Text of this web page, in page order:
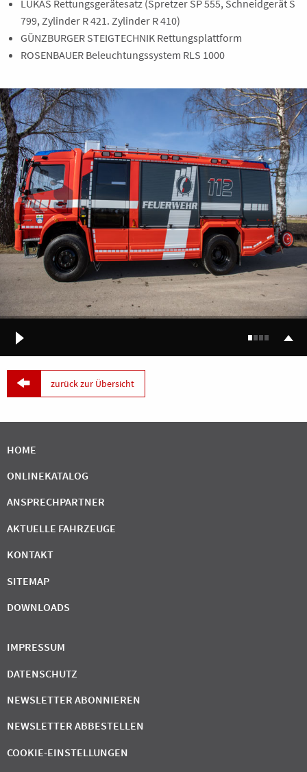
LUKAS Rettungsgerätesatz (Spretzer SP 555, Schneidgerät S
799, Zylinder R 421. Zylinder R 410)
GÜNZBURGER STEIGTECHNIK Rettungsplattform
ROSENBAUER Beleuchtungssystem RLS 1000
 zurück zur Übersicht
HOME
ONLINEKATALOG
ANSPRECHPARTNER
AKTUELLE FAHRZEUGE
KONTAKT
SITEMAP
DOWNLOADS
IMPRESSUM
DATENSCHUTZ
NEWSLETTER ABONNIEREN
NEWSLETTER ABBESTELLEN
COOKIE-EINSTELLUNGEN